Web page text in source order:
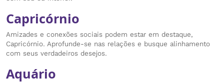
Capricórnio
Amizades e conexões sociais podem estar em destaque,
Capricórnio. Aprofunde-se nas relações e busque alinhamento
com seus verdadeiros desejos.
Aquário